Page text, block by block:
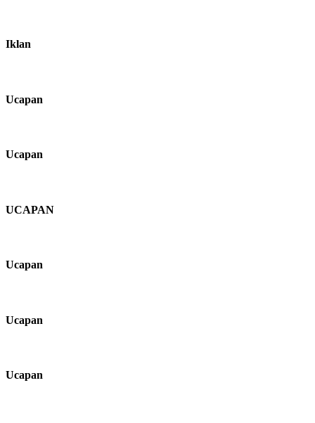
Iklan
Ucapan
Ucapan
UCAPAN
Ucapan
Ucapan
Ucapan